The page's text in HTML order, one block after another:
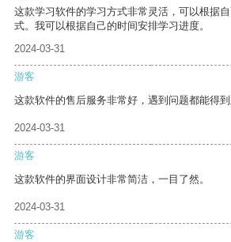
这款学习软件的学习方式非常灵活，可以根据
式。我可以根据自己的时间安排学习进度。
2024-03-31
游客
这款软件的售后服务非常好，遇到问题都能得到
2024-03-31
游客
这款软件的界面设计非常简洁，一目了然。
2024-03-31
游客